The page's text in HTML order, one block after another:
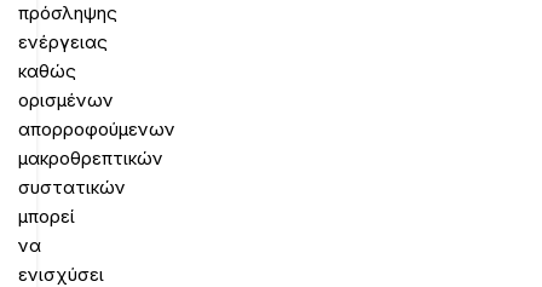
πρόσληψης
ενέργειας
καθώς
ορισμένων
απορροφούμενων
μακροθρεπτικών
συστατικών
μπορεί
να
ενισχύσει